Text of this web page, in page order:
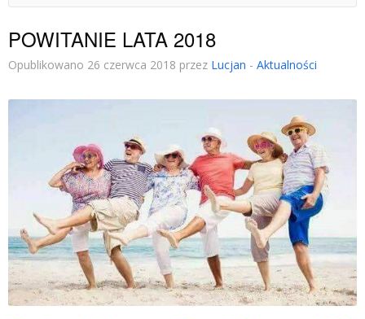
POWITANIE LATA 2018
Opublikowano 26 czerwca 2018 przez Lucjan - Aktualności